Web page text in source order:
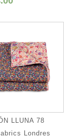
LLUNA 78
Londres